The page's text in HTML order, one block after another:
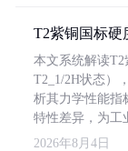
T2紫铜国标硬
本文系统解读T2
T2_1/2H状态）
析其力学性能指
特性差异，为工
2026年8月4日